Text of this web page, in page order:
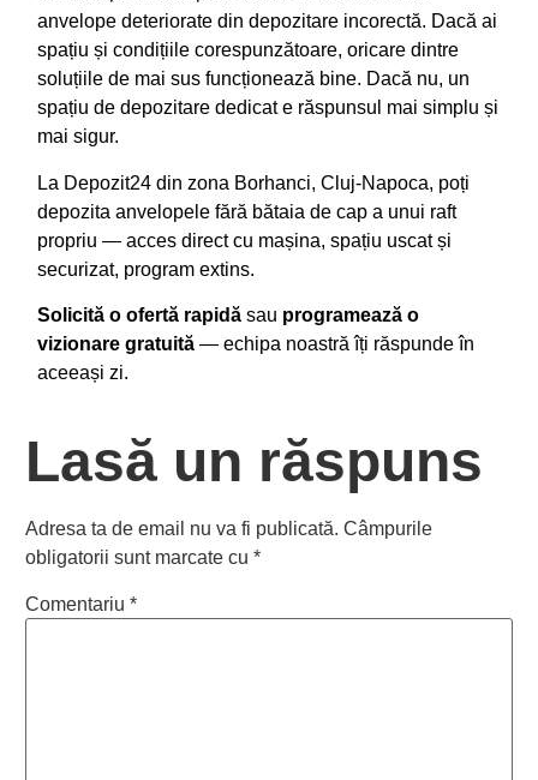
anvelope deteriorate din depozitare incorectă. Dacă ai
spațiu și condițiile corespunzătoare, oricare dintre
soluțiile de mai sus funcționează bine. Dacă nu, un
spațiu de depozitare dedicat e răspunsul mai simplu și
mai sigur.
La Depozit24 din zona Borhanci, Cluj-Napoca, poți
depozita anvelopele fără bătaia de cap a unui raft
propriu — acces direct cu mașina, spațiu uscat și
securizat, program extins.
Solicită o ofertă rapidăsau programează o
vizionare gratuită— echipa noastră îți răspunde în
aceeași zi.
Lasă un răspuns
Adresa ta de email nu va fi publicată. Câmpurile
obligatorii sunt marcate cu *
Comentariu *